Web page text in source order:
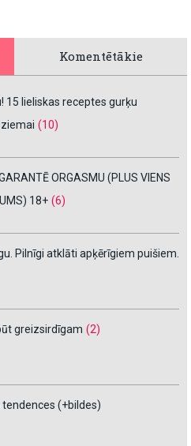
Komentētākie
15 lieliskas receptes gurķu
(10)
ORGASMU (PLUS VIENS
18+ (6)
Pilnīgi atklāti apķērīgiem puišiem.
greizsirdīgam (2)
(+bildes)